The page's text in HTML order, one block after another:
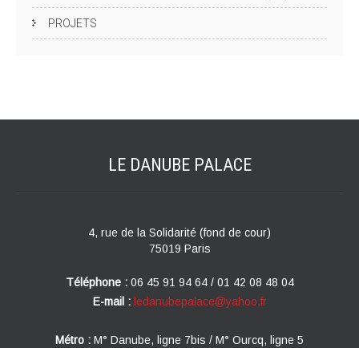
PROJETS
LE DANUBE PALACE
4, rue de la Solidarité (fond de cour)
75019 Paris
Téléphone : 06 45 91 94 64 / 01 42 08 48 04
E-mail : ledanubepalace@yahoo.fr
Métro : M° Danube, ligne 7bis / M° Ourcq, ligne 5